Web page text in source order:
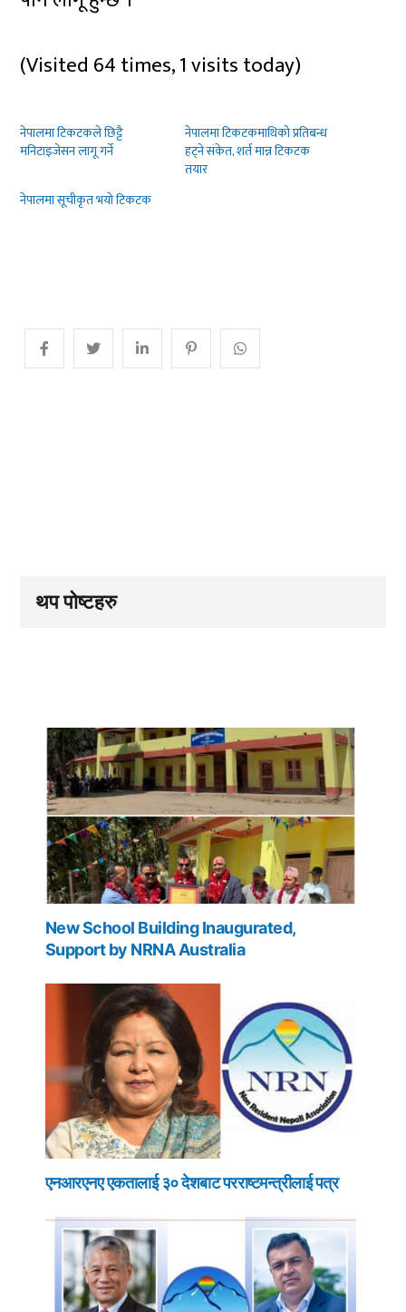
(Visited 64 times, 1 visits today)
नेपालमा टिकटकले छिट्टै
मनिटाइजेसन लागू गर्ने
नेपालमा टिकटकमाथिको प्रतिबन्ध
हट्ने संकेत, शर्त मान्न टिकटक
तयार
नेपालमा सूचीकृत भयो टिकटक
थप पोष्टहरु
New School Building Inaugurated,
Support by NRNA Australia
एनआरएनए एकतालाई ३० देशबाट परराष्टमन्त्रीलाई पत्र